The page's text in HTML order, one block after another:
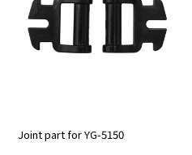
Joint part for YG-5150